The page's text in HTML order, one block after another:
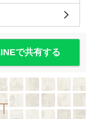
で共有する